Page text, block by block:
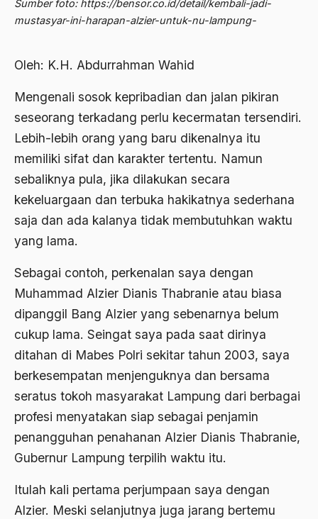
Sumber foto: https://bensor.co.id/detail/kembali-jadi-
mustasyar-ini-harapan-alzier-untuk-nu-lampung-
Oleh: K.H. Abdurrahman Wahid
Mengenali sosok kepribadian dan jalan pikiran
seseorang terkadang perlu kecermatan tersendiri.
Lebih-lebih orang yang baru dikenalnya itu
memiliki sifat dan karakter tertentu. Namun
sebaliknya pula, jika dilakukan secara
kekeluargaan dan terbuka hakikatnya sederhana
saja dan ada kalanya tidak membutuhkan waktu
yang lama.
Sebagai contoh, perkenalan saya dengan
Muhammad Alzier Dianis Thabranie atau biasa
dipanggil Bang Alzier yang sebenarnya belum
cukup lama. Seingat saya pada saat dirinya
ditahan di Mabes Polri sekitar tahun 2003, saya
berkesempatan menjenguknya dan bersama
seratus tokoh masyarakat Lampung dari berbagai
profesi menyatakan siap sebagai penjamin
penangguhan penahanan Alzier Dianis Thabranie,
Gubernur Lampung terpilih waktu itu.
Itulah kali pertama perjumpaan saya dengan
Alzier. Meski selanjutnya juga jarang bertemu
2010
2009
2008
2006
2005
2004
2002
2001
2000
1998
1997
1996
Abdi Masyarakat
Abdullah Badawi
Abdullah Sungkar
Abdullah Syafi'i
Abdurrahman Addakhil
abdurrahman wahid
Abolisi
Aboulhasan Bani Sadr
Abu AMrin Ibnu Alla'
Abu Bakar Ba’asyir
Abu Hanifah
abu jihad
Abu Sangkan
Abu Zayd
Adagium